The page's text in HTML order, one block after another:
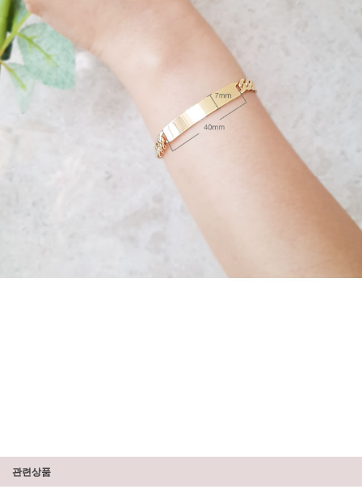
관련상품